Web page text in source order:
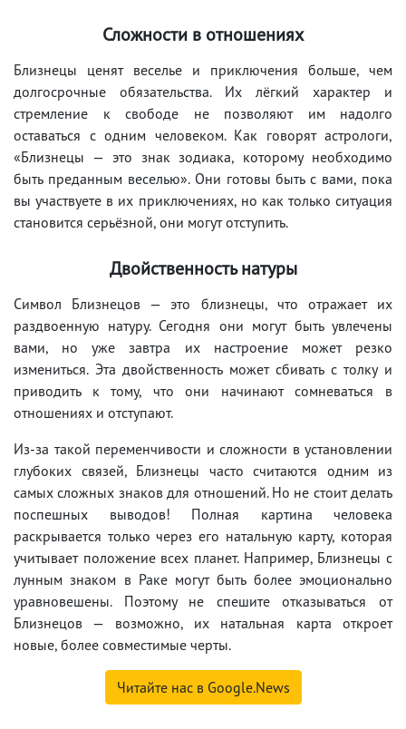
Сложности в отношениях
Близнецы ценят веселье и приключения больше, чем
долгосрочные обязательства. Их лёгкий характер и
стремление к свободе не позволяют им надолго
оставаться с одним человеком. Как говорят астрологи,
«Близнецы — это знак зодиака, которому необходимо
быть преданным веселью». Они готовы быть с вами, пока
вы участвуете в их приключениях, но как только ситуация
становится серьёзной, они могут отступить.
Двойственность натуры
Символ Близнецов — это близнецы, что отражает их
раздвоенную натуру. Сегодня они могут быть увлечены
вами, но уже завтра их настроение может резко
измениться. Эта двойственность может сбивать с толку и
приводить к тому, что они начинают сомневаться в
отношениях и отступают.
Из-за такой переменчивости и сложности в установлении
глубоких связей, Близнецы часто считаются одним из
самых сложных знаков для отношений. Но не стоит делать
поспешных выводов! Полная картина человека
раскрывается только через его натальную карту, которая
учитывает положение всех планет. Например, Близнецы с
лунным знаком в Раке могут быть более эмоционально
уравновешены. Поэтому не спешите отказываться от
Близнецов — возможно, их натальная карта откроет
новые, более совместимые черты.
Читайте нас в Google.News